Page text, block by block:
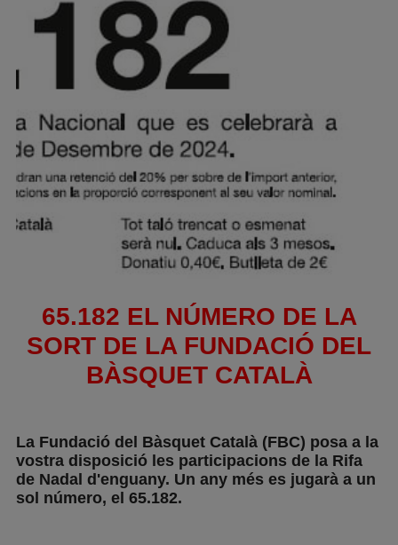
65.182 EL NÚMERO DE LA
SORT DE LA FUNDACIÓ DEL
BÀSQUET CATALÀ
La Fundació del Bàsquet Català (FBC) posa a la
vostra disposició les participacions de la Rifa
de Nadal d'enguany. Un any més es jugarà a un
sol número, el 65.182.